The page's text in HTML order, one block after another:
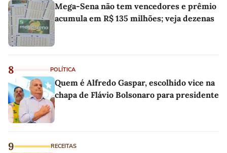
Mega-Sena não tem vencedores e prêmio
acumula em R$ 135 milhões; veja dezenas
8 POLÍTICA
Quem é Alfredo Gaspar, escolhido vice na
chapa de Flávio Bolsonaro para presidente
9 RECEITAS